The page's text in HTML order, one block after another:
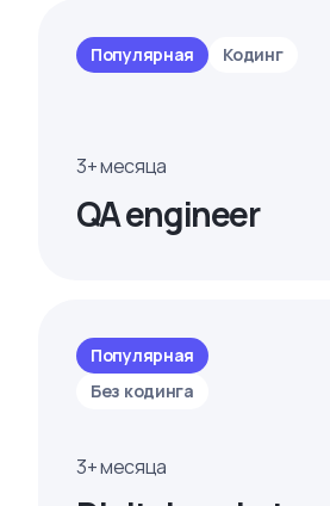
Популярная Кодинг
3+ месяца
QA engineer
Популярная
Без кодинга
3+ месяца